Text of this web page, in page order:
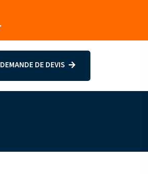
DEMANDE DE DEVIS